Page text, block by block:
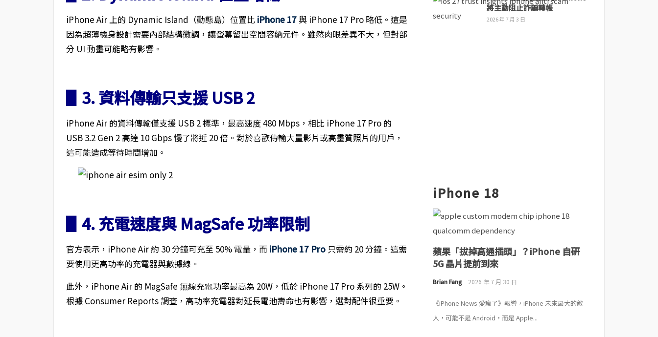
iPhone Air 上的 Dynamic Island（動態島）位置比 iPhone 17與 iPhone 17 Pro 略低。這是
因為超薄機身設計需要內部結構微調，讓螢幕留出空間容納元件。雖然肉眼差異不大，但對部
分 UI 動畫可能略有影響。
▋3. 資料傳輸只支援 USB 2
iPhone Air 的資料傳輸僅支援 USB 2 標準，最高速度 480 Mbps，相比 iPhone 17 Pro 的
USB 3.2 Gen 2 高達 10 Gbps 慢了將近 20 倍。對於喜歡傳輸大量影片或高畫質照片的用戶，
這可能造成等待時間增加。
▋4. 充電速度與 MagSafe 功率限制
官方表示，iPhone Air 約 30 分鐘可充至 50% 電量，而 iPhone 17 Pro只需約 20 分鐘。這需
要使用更高功率的充電器與數據線。
此外，iPhone Air 的 MagSafe 無線充電功率最高為 20W，低於 iPhone 17 Pro 系列的 25W。
根據 Consumer Reports 調查，高功率充電器對延長電池壽命也有影響，選對配件很重要。
將主動阻止詐騙轉帳
2026 年 7 月 3 日
iPhone 18
蘋果「拔掉高通插頭」？iPhone 自研
5G 晶片提前到來
Brian Fang 2026 年 7 月 30 日
《iPhone News 愛瘋了》報導，iPhone 未來最大的敵
人，可能不是 Android，而是 Apple...